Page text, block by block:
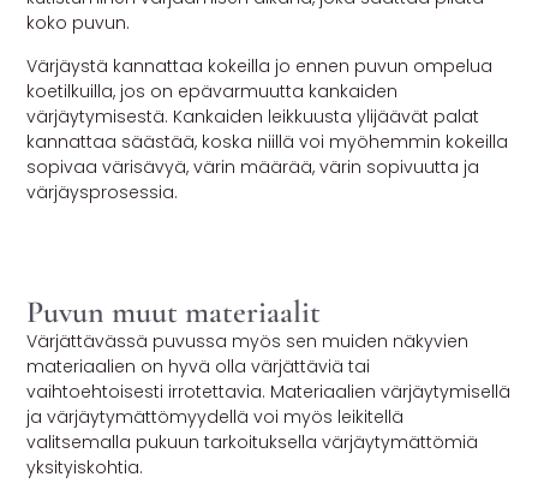
koko puvun.
Värjäystä kannattaa kokeilla jo ennen puvun ompelua
koetilkuilla, jos on epävarmuutta kankaiden
värjäytymisestä. Kankaiden leikkuusta ylijäävät palat
kannattaa säästää, koska niillä voi myöhemmin kokeilla
sopivaa värisävyä, värin määrää, värin sopivuutta ja
värjäysprosessia.
Puvun muut materiaalit
Värjättävässä puvussa myös sen muiden näkyvien
materiaalien on hyvä olla värjättäviä tai
vaihtoehtoisesti irrotettavia. Materiaalien värjäytymisellä
ja värjäytymättömyydellä voi myös leikitellä
valitsemalla pukuun tarkoituksella värjäytymättömiä
yksityiskohtia.